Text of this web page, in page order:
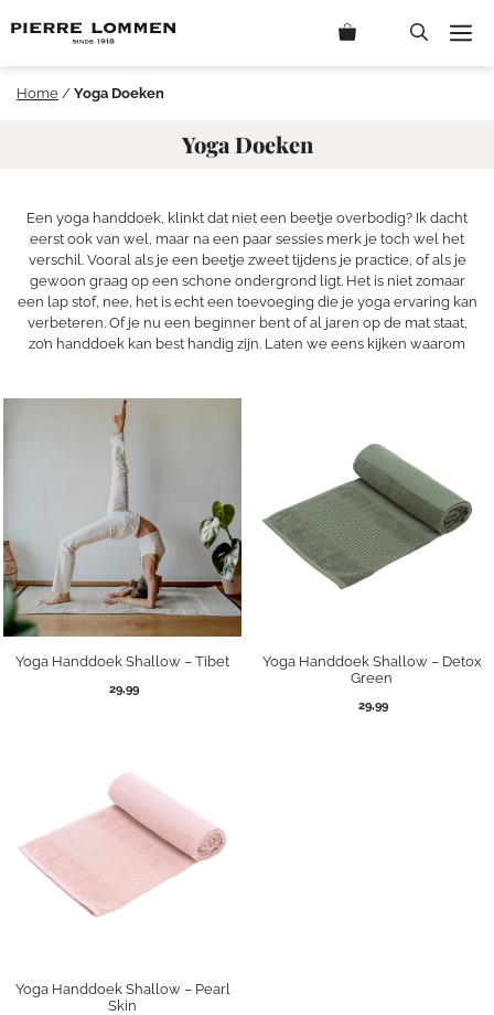
naar
Home / Yoga Doeken
Yoga Doeken
Een yoga handdoek, klinkt dat niet een beetje overbodig? Ik dacht
eerst ook van wel, maar na een paar sessies merk je toch wel het
verschil. Vooral als je een beetje zweet tijdens je practice, of als je
gewoon graag op een schone ondergrond ligt. Het is niet zomaar
een lap stof, nee, het is echt een toevoeging die je yoga ervaring kan
verbeteren. Of je nu een beginner bent of al jaren op de mat staat,
zo’n handdoek kan best handig zijn. Laten we eens kijken waarom
Yoga Handdoek Shallow – Tibet
29,99
Yoga Handdoek Shallow – Detox
Green
29,99
Yoga Handdoek Shallow – Pearl
Skin